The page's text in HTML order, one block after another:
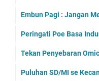
Embun Pagi : Jangan
Peringati Poe Basa
Tekan Penyebaran
Puluhan SD/MI se